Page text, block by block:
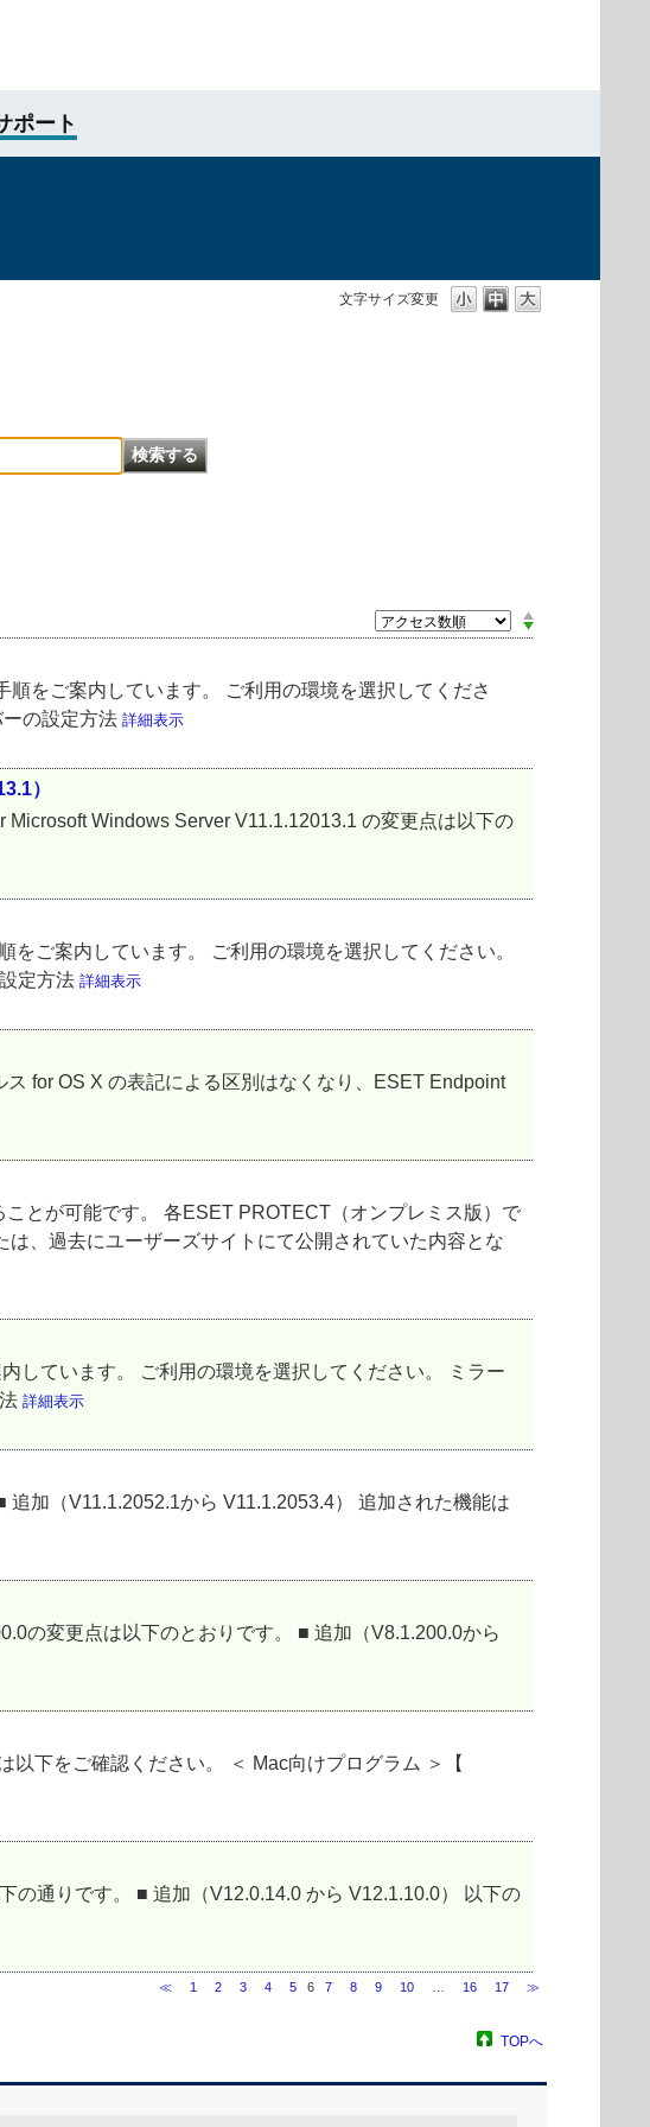
ポート
文字サイズ変更
をご案内しています。 ご利用の環境を選択してくださ
の設定方法 詳細表示
）
Windows Server V11.1.12013.1 の変更点は以下の
ご案内しています。 ご利用の環境を選択してください。
定方法 詳細表示
for OS X の表記による区別はなくなり、ESET Endpoint
とが可能です。 各ESET PROTECT（オンプレミス版）で
、過去にユーザーズサイトにて公開されていた内容とな
しています。 ご利用の環境を選択してください。 ミラー
詳細表示
加（V11.1.2052.1から V11.1.2053.4） 追加された機能は
の変更点は以下のとおりです。 ■ 追加（V8.1.200.0から
下をご確認ください。 ＜ Mac向けプログラム ＞【
の通りです。 ■ 追加（V12.0.14.0 から V12.1.10.0） 以下の
≪ 1 2 3 4 5 6 7 8 9 10 16 17 ≫
TOPへ